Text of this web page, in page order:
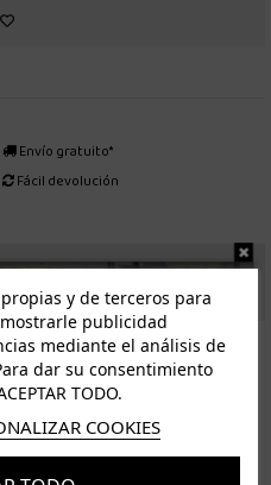
Envío gratuito*
Fácil devolución
a partir de las 12.00h serán enviados el
y de terceros para
publicidad
mediante el análisis de
dar su consentimiento
TODO.
COOKIES